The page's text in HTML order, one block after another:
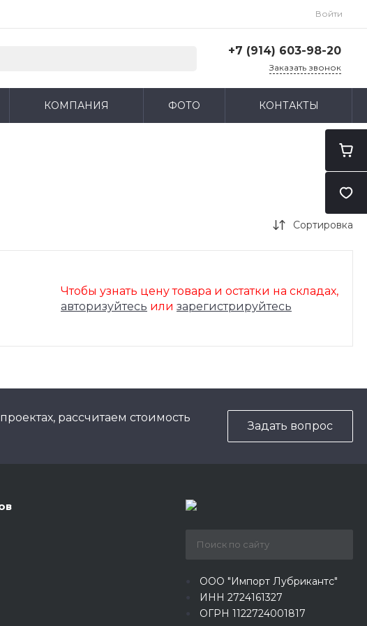
Войти
+7 (914) 603-98-20
г. Благовещенск, ул. Тенистая
Заказать звонок
КОМПАНИЯ ФОТО КОНТАКТЫ
Сортировка
Чтобы узнать цену товара и остатки на складах,
авторизуйтесь или зарегистрируйтесь
рассчитаем стоимость
Задать вопрос
ООО "Импорт Лубрикантс"
ИНН 2724161327
ОГРН 1122724001817